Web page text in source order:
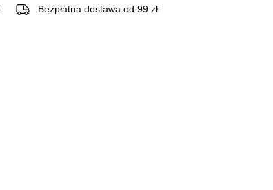
Bezpłatna dostawa od 99 zł